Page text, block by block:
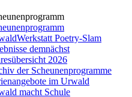
Poetry-Slam
demnächst
2026
der Scheunenprogramme
im Urwald
macht Schule